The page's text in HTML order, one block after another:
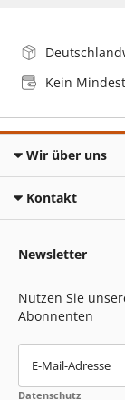
Kein
Wir über uns
Kontakt
Newsletter
Nutzen Sie
Abonnenten
E-Mail-Adresse
Datenschutz